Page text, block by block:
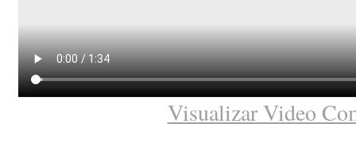
Visualizar Video